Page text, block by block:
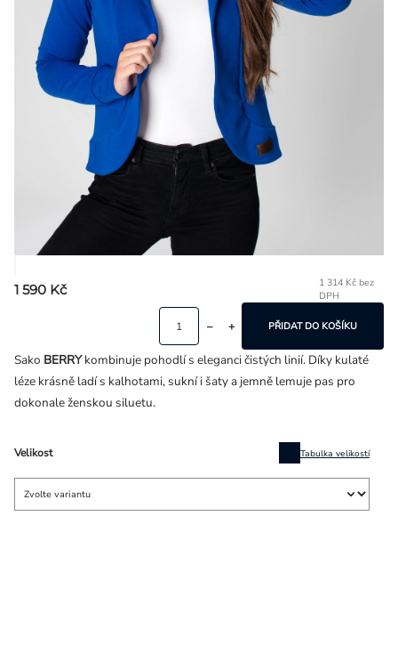
Přihlášení
1 590 Kč
1 314 Kč bez
DPH
Velikost Tabulka velikostí
PŘIDAT DO KOŠÍKU
Sako BERRYkombinuje pohodlí s eleganci čistých linií. Díky kulaté
léze krásně ladí s kalhotami, sukní i šaty a jemně lemuje pas pro
dokonale ženskou siluetu.